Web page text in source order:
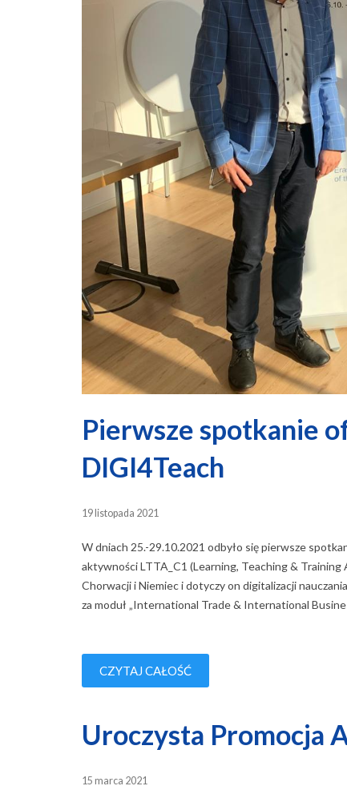
Pierwsze spotkanie
DIGI4Teach
19 listopada 2021
W dniach 25.-29.10.2021 odbyło się pierwsze
aktywności LTTA_C1 (Learning, Teaching &
Chorwacji i Niemiec i dotyczy on digitalizacji
za moduł „International Trade & International
CZYTAJ CAŁOŚĆ
Uroczysta Promocja
15 marca 2021